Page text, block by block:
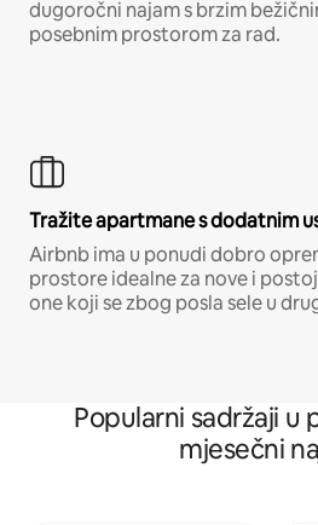
dugoročni najam s brzim
posebnim prostorom za rad.
Tražite apartmane s dodatnim
Airbnb ima u ponudi dobro
prostore idealne za nove i
one koji se zbog posla sele u
Popularni sadržaji u
mjesečni